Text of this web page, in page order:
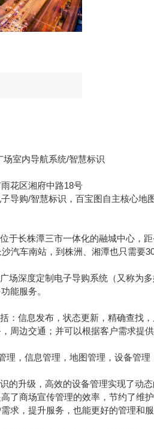
室内导航系统/智慧标识
花区湘府中路18号
导购/智慧标识，百宝图自主核心
长株潭三市一体化的融城中心，距
汽车南站，到株洲、湘潭也只需要
深度定制电子导购系统（又称为多
能服务。
信息发布，状态更新，精确查找，
周边交通；并可以根据客户需求提
，信息管理，地图管理，设备管理
升级，高效的设备管理实现了动态
了商场宣传管理的效率，节约了维
求，提升服务，也能更好的管理和